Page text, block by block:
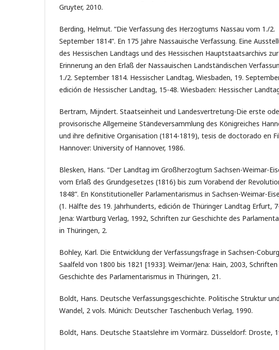
Gruyter, 2010.
Berding, Helmut. “Die Verfassung des Herzogtums Nassau vom 1./2.
September 1814”. En 175 Jahre Nassauische Verfassung. Eine
des Hessischen Landtags und des Hessischen Hauptstaatsarchivs zur
Erinnerung an den Erlaß der Nassauischen Landständischen
1./2. September 1814. Hessischer Landtag, Wiesbaden, 19.
edición de Hessischer Landtag, 15-48. Wiesbaden: Hessischer
Bertram, Mijndert. Staatseinheit und Landesvertretung-Die erste
provisorische Allgemeine Ständeversammlung des Königreiches
und ihre definitive Organisation (1814-1819), tesis de doctorado en
Hannover: University of Hannover, 1986.
Blesken, Hans. “Der Landtag im Großherzogtum Sachsen-Weimar-
vom Erlaß des Grundgesetzes (1816) bis zum Vorabend der
1848”. En Konstitutioneller Parlamentarismus in Sachsen-Weimar-
(1. Hälfte des 19. Jahrhunderts, edición de Thüringer Landtag Erfurt,
Jena: Wartburg Verlag, 1992, Schriften zur Geschichte des
in Thüringen, 2.
Bohley, Karl. Die Entwicklung der Verfassungsfrage in Sachsen-
Saalfeld von 1800 bis 1821 [1933]. Weimar/Jena: Hain, 2003,
Geschichte des Parlamentarismus in Thüringen, 21.
Boldt, Hans. Deutsche Verfassungsgeschichte. Politische Struktur
Wandel, 2 vols. Múnich: Deutscher Taschenbuch Verlag, 1990.
Boldt, Hans. Deutsche Staatslehre im Vormärz. Düsseldorf: Droste,